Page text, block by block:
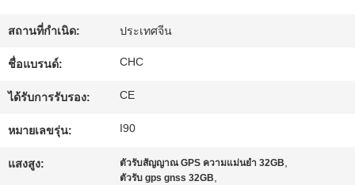
ควบคุม
ติดต่อ
สถานที่กำเนิด: ประเทศจีน
ชื่อแบรนด์: CHC
ได้รับการรับรอง: CE
หมายเลขรุ่น: I90
แสงสูง: ตัวรับสัญญาณ GPS ความแม่นยำ 32GB,
ตัวรับ gps gnss 32GB,